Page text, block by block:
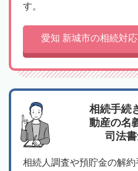
す。
愛知 新城市の相続対
相続手続
動産の名
司法
相続人調査や預貯金の解